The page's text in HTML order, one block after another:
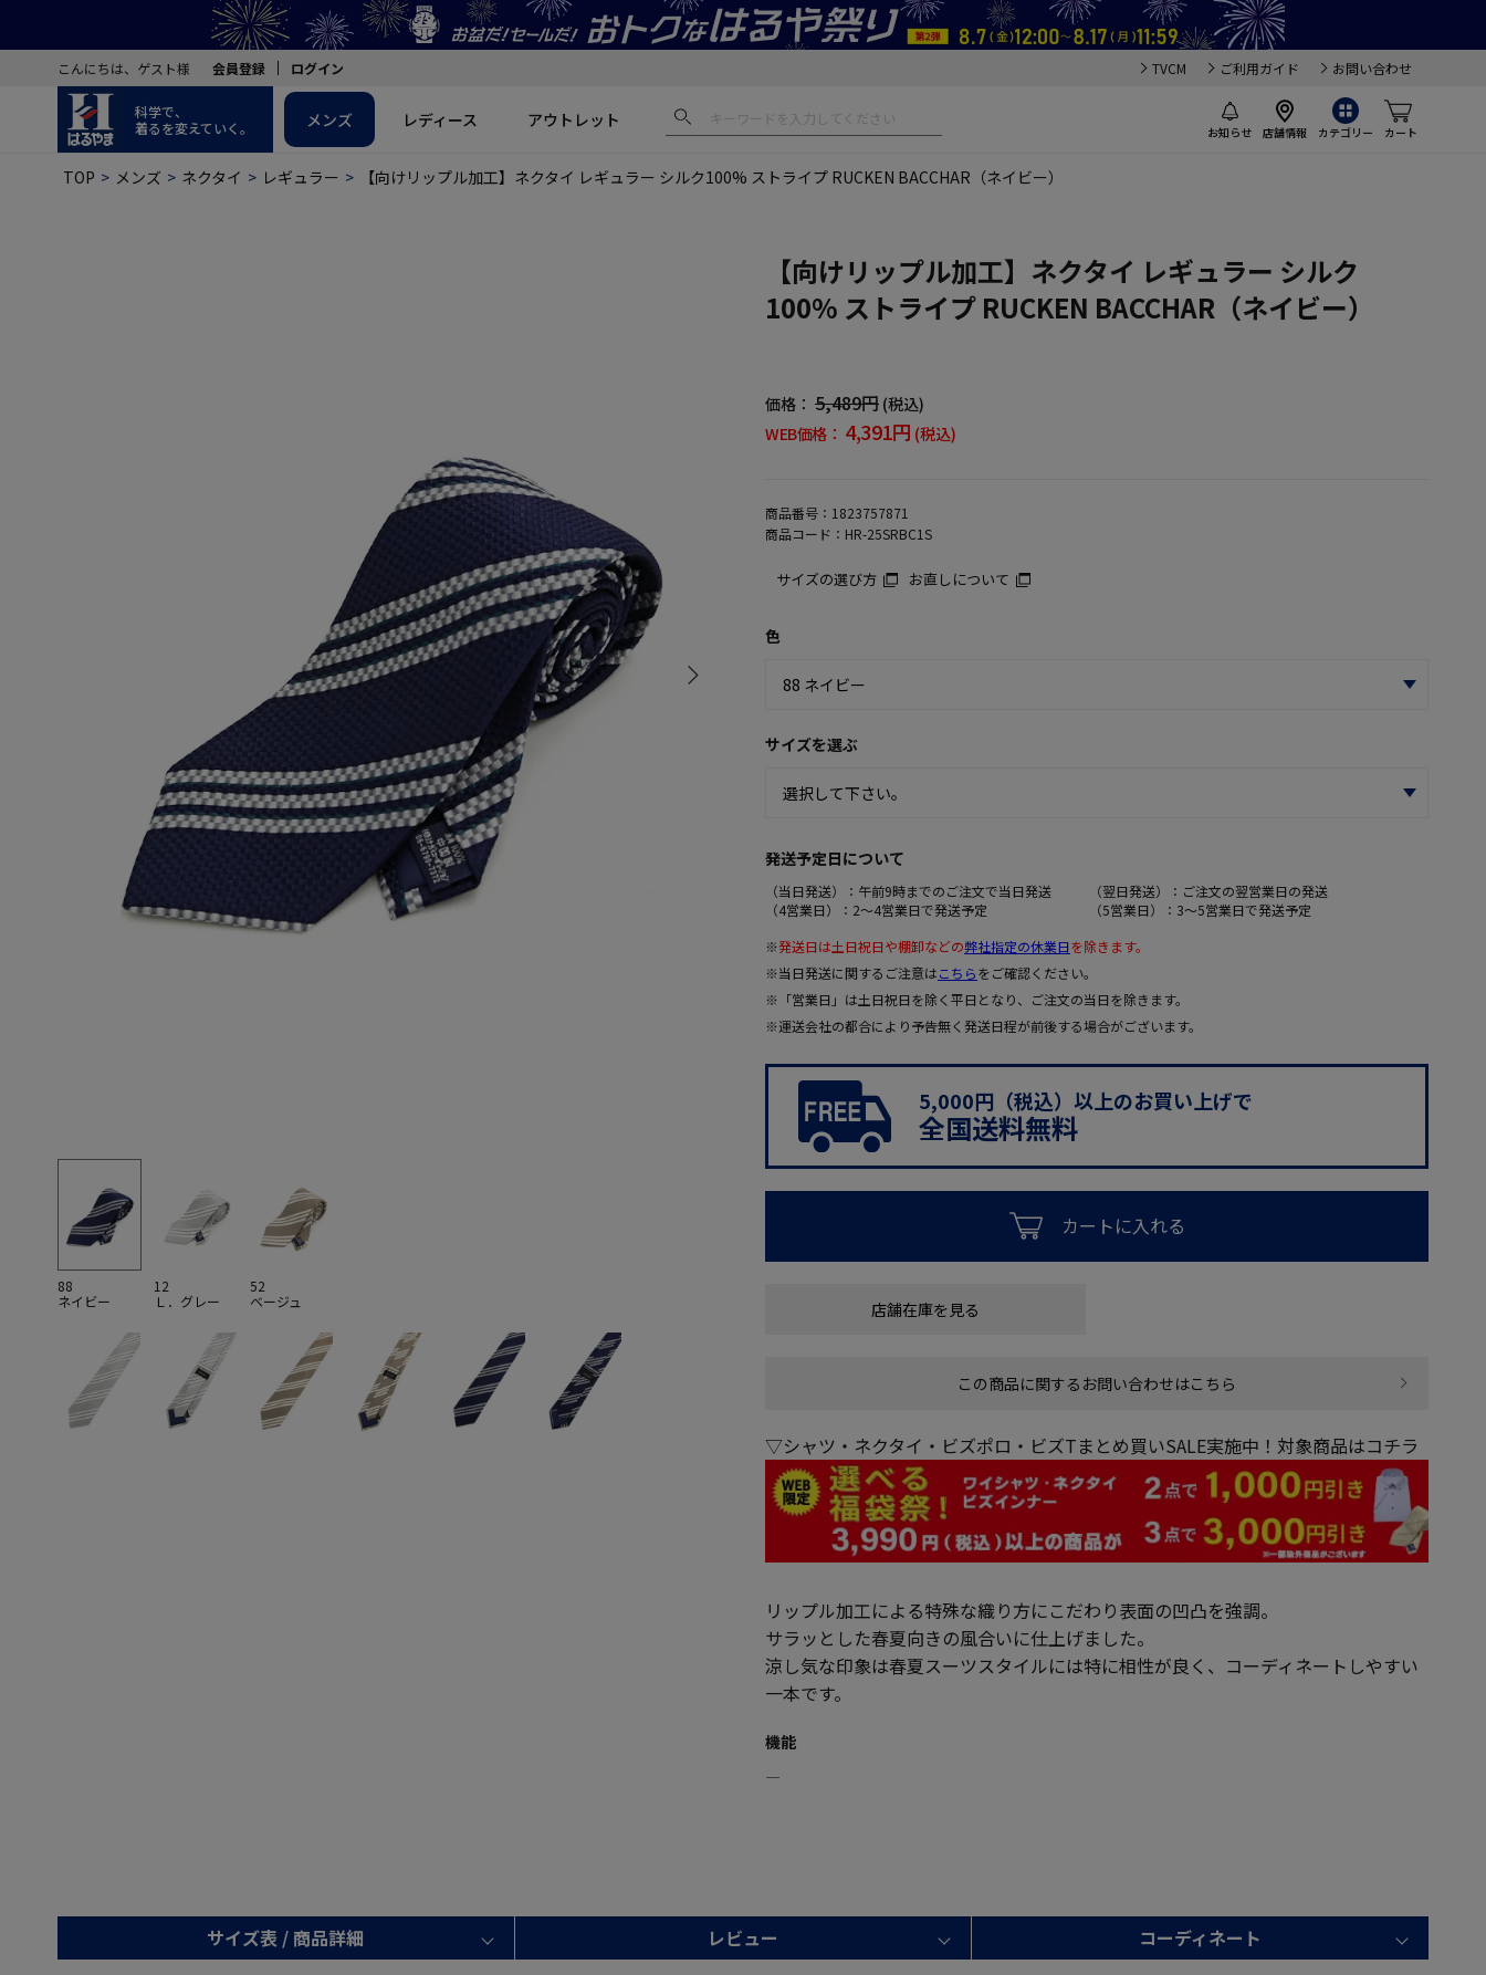
こんにちは、ゲスト様 会員登録 ログイン TVCM ご利用ガイド お問い合わせ
科学で、
着るを変えていく。
お知らせ 店舗情報 カテゴリー カート
メンズ レディース アウトレット
TOP メンズ ネクタイ レギュラー 【向けリップル加工】ネクタイ レギュラー シルク100% ストライプ RUCKEN BACCHAR（ネイビー）
88
ネイビー
12
Ｌ．グレー
52
ベージュ
【向けリップル加工】ネクタイ レギュラー シルク
100% ストライプ RUCKEN BACCHAR（ネイビー）
価格： 5,489円 (税込)
WEB価格： 4,391円 (税込)
商品番号： 1823757871
商品コード： HR-25SRBC1S
サイズの選び方 お直しについて
色
サイズを選ぶ
発送予定日について
（当日発送）：午前9時までのご注文で当日発送
（翌日発送）：ご注文の翌営業日の発送
（4営業日）：2～4営業日で発送予定
（5営業日）：3～5営業日で発送予定
※発送日は土日祝日や棚卸などの弊社指定の休業日を除きます。
※当日発送に関するご注意はこちらをご確認ください。
※「営業日」は土日祝日を除く平日となり、ご注文の当日を除きます。
※運送会社の都合により予告無く発送日程が前後する場合がございます。
5,000円（税込）以上のお買い上げで
全国送料無料
カートに入れる
店舗在庫を見る
この商品に関するお問い合わせはこちら
▽シャツ・ネクタイ・ビズポロ・ビズTまとめ買いSALE実施中！対象商品はコチラ
リップル加工による特殊な織り方にこだわり表面の凹凸を強調。
サラッとした春夏向きの風合いに仕上げました。
涼し気な印象は春夏スーツスタイルには特に相性が良く、コーディネートしやすい
一本です。
機能
―
サイズ表 / 商品詳細 レビュー コーディネート